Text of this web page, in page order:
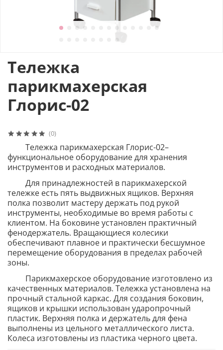
(0)
Тележка
парикмахерская
Глорис-02
Тележка парикмахерская Глорис-02–
функциональное оборудование для хранения
инструментов и расходных материалов.
Для принадлежностей в парикмахерской
тележке есть пять выдвижных ящиков. Верхняя
полка позволит мастеру держать под рукой
инструменты, необходимые во время работы с
клиентом. На боковине установлен практичный
фенодержатель. Вращающиеся колесики
обеспечивают плавное и практически бесшумное
перемещение оборудования в пределах рабочей
зоны.
Парикмахерское оборудование изготовлено из
качественных материалов. Тележка установлена на
прочный стальной каркас. Для создания боковин,
ящиков и крышки использован ударопрочный
пластик. Верхняя полка и держатель для фена
выполнены из цельного металлического листа.
Колеса изготовлены из пластика черного цвета.